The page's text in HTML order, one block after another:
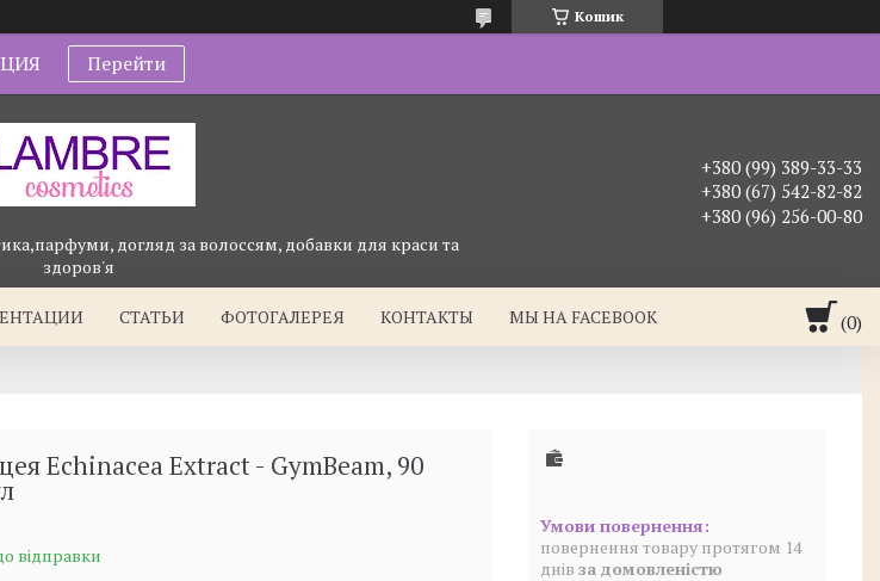
Кошик
Перейти
догляд за волоссям, добавки для краси та
здоров'я
+380 (99) 389-33-33
+380 (67) 542-82-82
+380 (96) 256-00-80
СТАТЬИ ФОТОГАЛЕРЕЯ КОНТАКТЫ МЫ НА FACEBOOK
Echinacea Extract - GymBeam, 90
відправки
повернення товару протягом 14
днів за домовленістю